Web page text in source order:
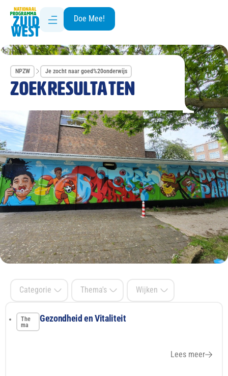
Doe Mee!
NPZW Je zocht naar goed%20onderwijs
Zoekresultaten
Categorie Thema's Wijken
The
ma
Gezondheid en Vitaliteit
Lees meer